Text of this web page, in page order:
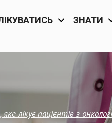
ЗНАТИ
лікує пацієнтів з